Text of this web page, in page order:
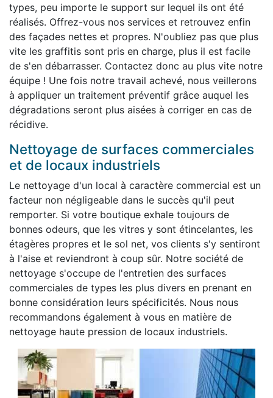
types, peu importe le support sur lequel ils ont été
réalisés. Offrez-vous nos services et retrouvez enfin
des façades nettes et propres. N'oubliez pas que plus
vite les graffitis sont pris en charge, plus il est facile
de s'en débarrasser. Contactez donc au plus vite notre
équipe ! Une fois notre travail achevé, nous veillerons
à appliquer un traitement préventif grâce auquel les
dégradations seront plus aisées à corriger en cas de
récidive.
Nettoyage de surfaces commerciales
et de locaux industriels
Le nettoyage d'un local à caractère commercial est un
facteur non négligeable dans le succès qu'il peut
remporter. Si votre boutique exhale toujours de
bonnes odeurs, que les vitres y sont étincelantes, les
étagères propres et le sol net, vos clients s'y sentiront
à l'aise et reviendront à coup sûr. Notre société de
nettoyage s'occupe de l'entretien des surfaces
commerciales de types les plus divers en prenant en
bonne considération leurs spécificités. Nous nous
recommandons également à vous en matière de
nettoyage haute pression de locaux industriels.